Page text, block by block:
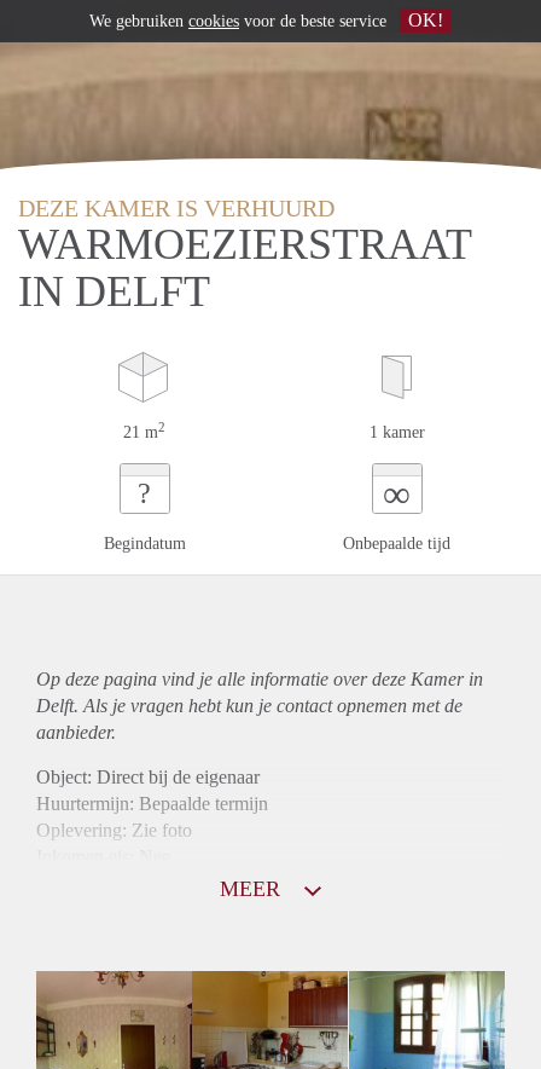
DEZE KAMER IS VERHUURD
WARMOEZIERSTRAAT
IN DELFT
21 m2 1 kamer
?
Begindatum
∞
Onbepaalde tijd
Op deze pagina vind je alle informatie over deze Kamer in
Delft. Als je vragen hebt kun je contact opnemen met de
aanbieder.
Object: Direct bij de eigenaar
Huurtermijn: Bepaalde termijn
Oplevering: Zie foto
Gedeelde Douche: Ja
Gedeelde woonkamer: Ja
Huisgenoten: Ja
MEER
We gebruiken cookies voor de beste service OK!